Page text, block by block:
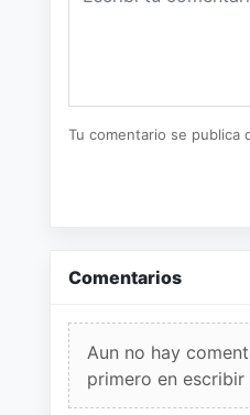
Tu comentario se publica
Comentarios
Aun no hay
primero en escribir